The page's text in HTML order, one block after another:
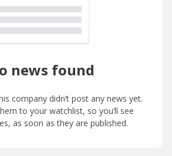
news found
company didn’t post any news yet.
to your watchlist, so you’ll see
as soon as they are published.